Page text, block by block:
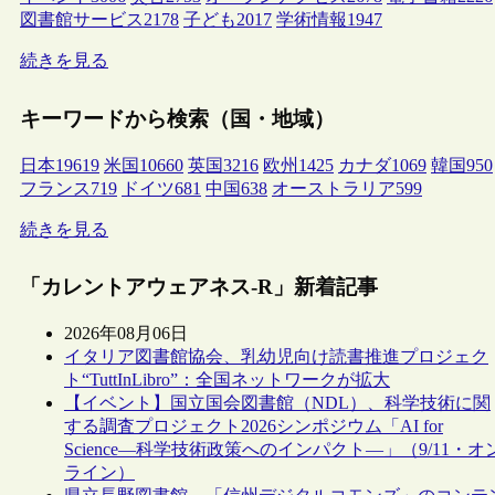
図書館サービス2178 子ども2017 学術情報1947
続きを見る
キーワードから検索（国・地域）
日本19619 米国 10660 英国3216 欧州 1425 カナダ1069 韓国950
フランス719 ドイツ681 中国638 オーストラリア599
続きを見る
「カレントアウェアネス-R」新着記事
2026年08月06日
イタリア図書館協会、乳幼児向け読書推進プロジェク
ト“TuttInLibro”：全国ネットワークが拡大
【イベント】国立国会図書館（NDL）、科学技術に関
する調査プロジェクト2026シンポジウム「AI for
Science―科学技術政策へのインパクト―」（9/11・オ
ライン）